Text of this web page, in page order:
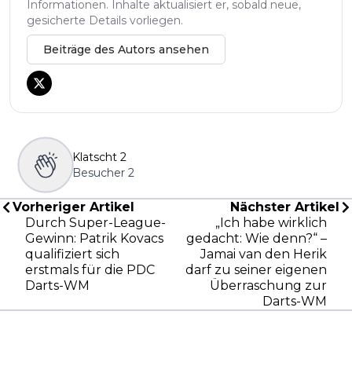
Informationen. Inhalte aktualisiert er, sobald neue,
gesicherte Details vorliegen.
Beiträge des Autors ansehen
Klatscht 2
Besucher 2
Vorheriger Artikel
Durch Super-League-
Gewinn: Patrik Kovacs
qualifiziert sich
erstmals für die PDC
Darts-WM
Nächster Artikel
„Ich habe wirklich
gedacht: Wie denn?“ –
Jamai van den Herik
darf zu seiner eigenen
Überraschung zur
Darts-WM